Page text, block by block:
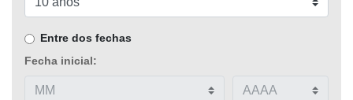
Entre dos fechas
Fecha inicial: